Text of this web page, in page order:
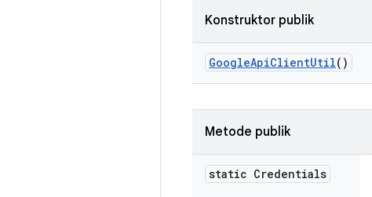
Konstruktor publik
GoogleApiClientUtil()
Metode publik
static Credentials